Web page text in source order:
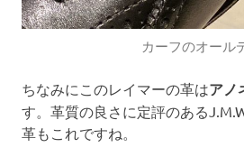
カーフのオール
ちなみにこのレイマーの革はアノ
す。革質の良さに定評のある
革もこれですね。